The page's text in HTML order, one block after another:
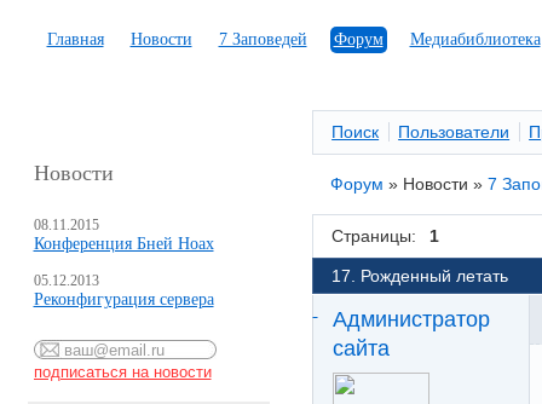
Главная Новости 7 Заповедей Форум Медиабиблиотека
Новости
08.11.2015
Конференция Бней Ноах
05.12.2013
Реконфигурация сервера
Поиск Пользователи
Форум » Новости »7
Страницы: 1
17. Рожденный летать
Администратор
сайта